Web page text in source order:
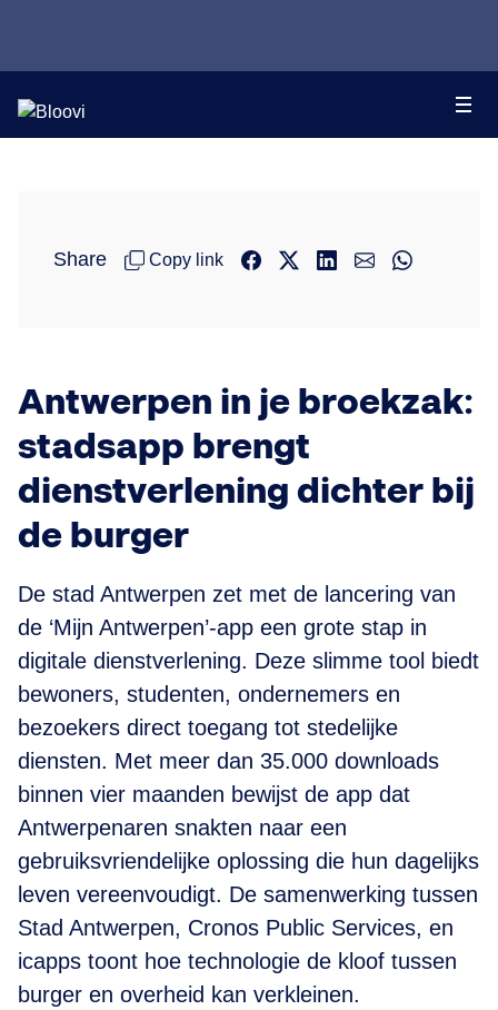
Share Copy link
Antwerpen in je broekzak:
stadsapp brengt
dienstverlening dichter bij
de burger
De stad Antwerpen zet met de lancering van
de ‘Mijn Antwerpen’-app een grote stap in
digitale dienstverlening. Deze slimme tool biedt
bewoners, studenten, ondernemers en
bezoekers direct toegang tot stedelijke
diensten. Met meer dan 35.000 downloads
binnen vier maanden bewijst de app dat
Antwerpenaren snakten naar een
gebruiksvriendelijke oplossing die hun dagelijks
leven vereenvoudigt. De samenwerking tussen
Stad Antwerpen, Cronos Public Services, en
icapps toont hoe technologie de kloof tussen
burger en overheid kan verkleinen.